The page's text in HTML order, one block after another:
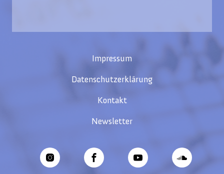
Impressum
Datenschutzerklärung
Kontakt
Newsletter